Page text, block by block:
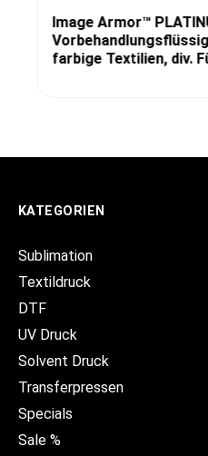
Image Armor™
farbige Textilien, div.
KATEGORIEN
Sublimation
Textildruck
DTF
UV Druck
Solvent Druck
Transferpressen
Specials
Sale %